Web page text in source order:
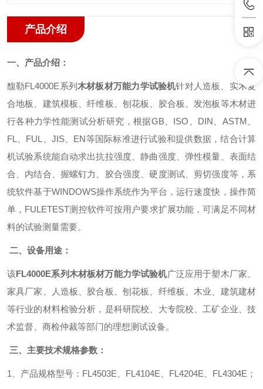
产品介绍
一、产品介绍：
馥勒FL4000E系列木材板材万能力学试验机针对人造板、实木复
合地板、建筑模板、纤维板、刨花板、胶合板、发泡板等木材进
行各种力学性能测试分析研究，根据GB ISO DIN ASTM
FL
FUL JIS、 EN等国际标准进行试验和提供数据，结合计算
机试验系统能自动求出抗拉强度、静曲强度、弹性模量、表面结
合、内结合、握螺钉力、胶合强度、硬度测试、剪切强度等，系
统软件基于WINDOWS操作系统作为平台，运行速度快，操作简
单， FULETEST测控软件可按用户要求扩展功能，可满足不同材
料的试验测量需要。
二、设备用途：
该FL4000E系列木材板材万能力学试验机广泛应用于塑木厂家、
家具厂家、人造板、胶合板、刨花板、纤维板、木业、建筑建材
等行业的材料检验分析，是科研院校、大专院校、工矿企业、技
术监督、商检仲裁等部门的理想测试设备。
三、主要技术规格参数：
1 、产品规格型号： FL4503E FL4104E FL4204E FL4304E ；